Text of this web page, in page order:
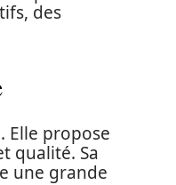
des
Elle propose
qualité. Sa
une grande